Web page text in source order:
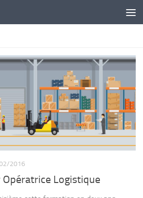
2016
Opératrice Logistique